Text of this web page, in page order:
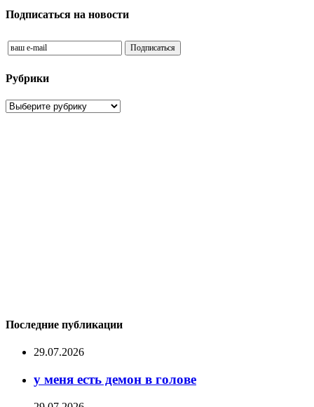
Подписаться на новости
Рубрики
Рубрики
Последние публикации
29.07.2026
у меня есть демон в голове